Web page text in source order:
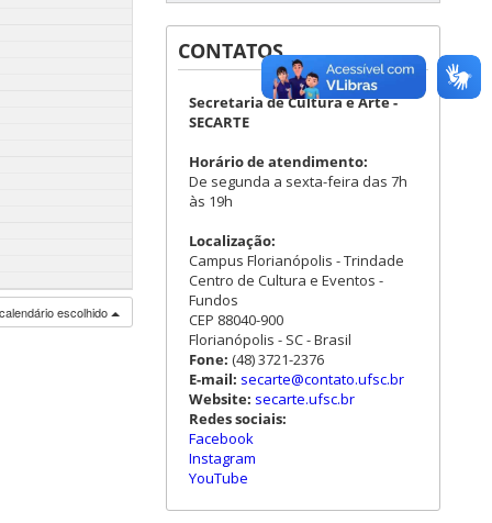
escolhido
CONTATOS
Secretaria de Cultura e Arte -
SECARTE
Horário de atendimento:
De segunda a sexta-feira das 7h
às 19h
Localização:
Campus Florianópolis - Trindade
Centro de Cultura e Eventos -
Fundos
CEP 88040-900
Florianópolis - SC - Brasil
Fone: (48) 3721-2376
E-mail: secarte@contato.ufsc.br
Website: secarte.ufsc.br
Redes sociais:
Facebook
Instagram
YouTube